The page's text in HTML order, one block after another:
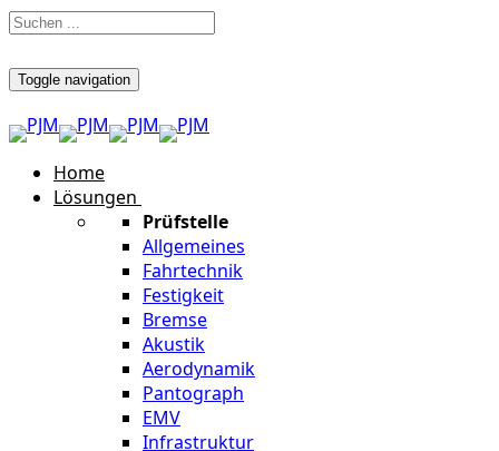
Toggle navigation
Home
Lösungen
Prüfstelle
Allgemeines
Fahrtechnik
Festigkeit
Bremse
Akustik
Aerodynamik
Pantograph
EMV
Infrastruktur